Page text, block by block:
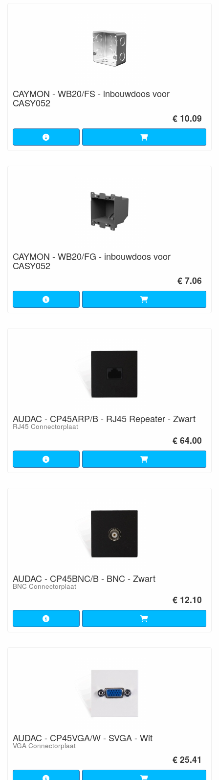
CAYMON - WB20/FS - inbouwdoos voor
CASY052
€ 10.09
CAYMON - WB20/FG - inbouwdoos voor
CASY052
€ 7.06
AUDAC - CP45ARP/B - RJ45 Repeater - Zwart
RJ45 Connectorplaat
€ 64.00
AUDAC - CP45BNC/B - BNC - Zwart
BNC Connectorplaat
€ 12.10
AUDAC - CP45VGA/W - SVGA - Wit
VGA Connectorplaat
€ 25.41